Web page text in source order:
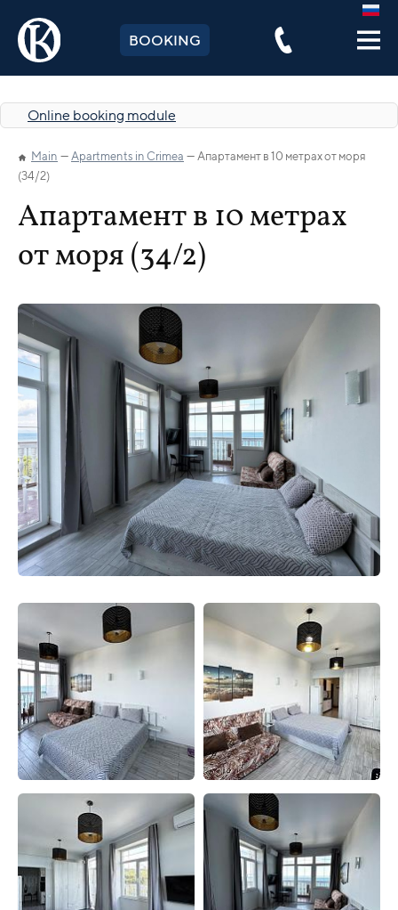
BOOKING
Online booking module
Main Apartments in Crimea
Апартамент в 10 метрах от моря
(34/2)
Апартамент в 10 метрах
от моря (34/2)